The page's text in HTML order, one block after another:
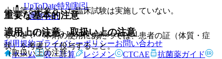
小児等を対象とした臨床試験は実施していない。
適用上の注意、取扱い上の注意
（取扱い上の注意）
重要な基本的注意
８．１． 本剤の使用にあたっては、患者の証（体質・症
状）を考慮して投与すること。
UpToDate特別割引
運営会社
© 2021 HOKUTO Inc. All rights reserved.
利用規約プライバシーポリシーお問い合わせ
ホーム
表・計算 レジメン CTCAE
抗菌薬ガイド